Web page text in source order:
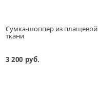
Сумка-шоппер из плащевой
ткани
3 200 руб.